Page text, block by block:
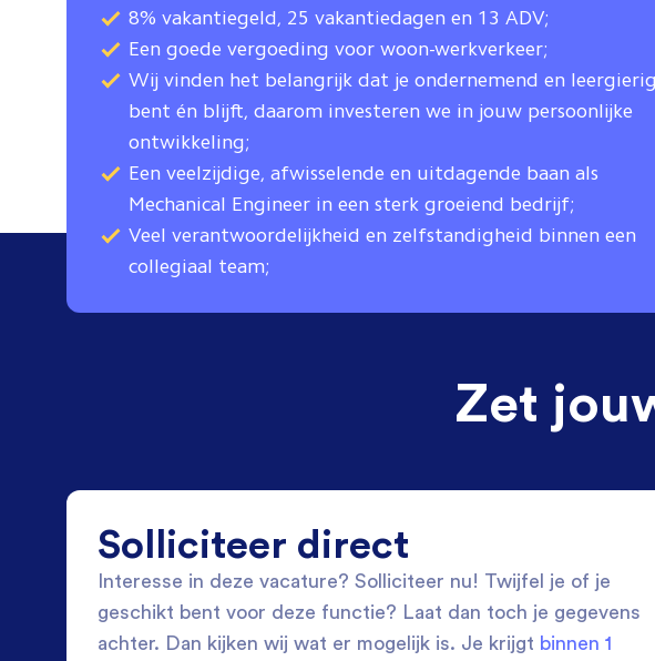
8% vakantiegeld, 25 vakantiedagen en 13 ADV;
Een goede vergoeding voor woon-werkverkeer;
Wij vinden het belangrijk dat je ondernemend en leergierig
bent én blijft, daarom investeren we in jouw persoonlijke
ontwikkeling;
Een veelzijdige, afwisselende en uitdagende baan als
Mechanical Engineer in een sterk groeiend bedrijf;
Veel verantwoordelijkheid en zelfstandigheid binnen een
collegiaal team;
Zet
Solliciteer direct
Interesse in deze vacature? Solliciteer nu! Twijfel je of je
geschikt bent voor deze functie? Laat dan toch je gegevens
achter. Dan kijken wij wat er mogelijk is. Je krijgt binnen 1